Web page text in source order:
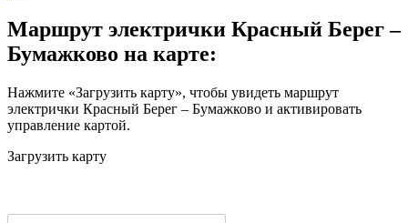
Маршрут электрички Красный Берег –
Бумажково на карте:
Нажмите «Загрузить карту», чтобы увидеть маршрут
электрички Красный Берег – Бумажково и активировать
управление картой.
Загрузить карту